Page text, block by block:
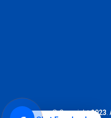
© Copyright2023.